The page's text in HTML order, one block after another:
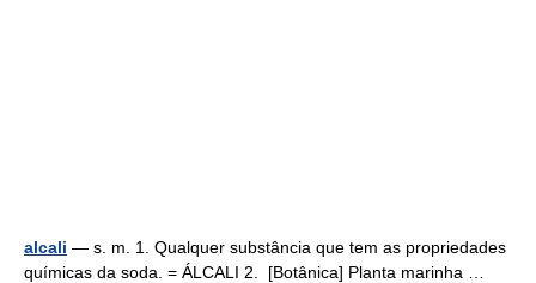
alcali — s. m. 1. Qualquer substância que tem as propriedades
químicas da soda. = ÁLCALI 2. [Botânica] Planta marinha …